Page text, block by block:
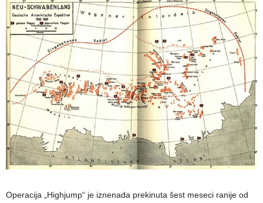
Operacija „Highjump“ je iznenada prekinuta šest meseci ranije od